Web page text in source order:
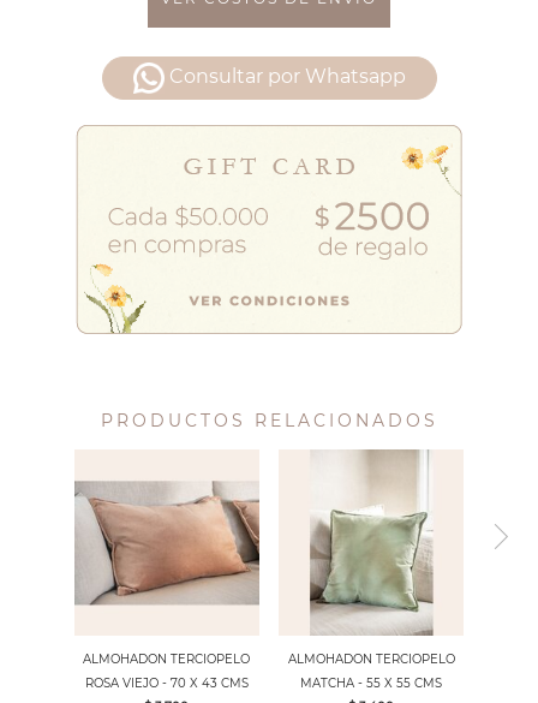
Consultar por Whatsapp
PRODUCTOS RELACIONADOS
ALMOHADON TERCIOPELO
ROSA VIEJO - 70 X 43 CMS
ALMOHADON TERCIOPELO
MATCHA - 55 X 55 CMS